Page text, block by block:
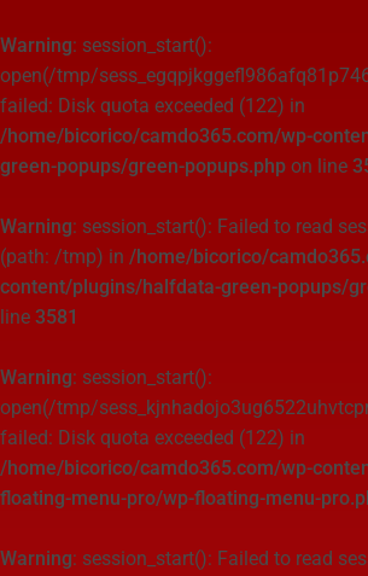
Warning: session_start():
open(/tmp/
failed: Disk quota exceeded (122) in
/home/bicorico/camdo365.com/wp-
green-popups/green-popups.php on line
Warning: session_start(): Failed to read
(path: /tmp) in /home/bicorico/
content/plugins/halfdata-green-popups/
line 3581
Warning: session_start():
open(/tmp/
failed: Disk quota exceeded (122) in
/home/bicorico/camdo365.com/wp-
floating-menu-pro/wp-floating-menu-
Warning: session_start(): Failed to read